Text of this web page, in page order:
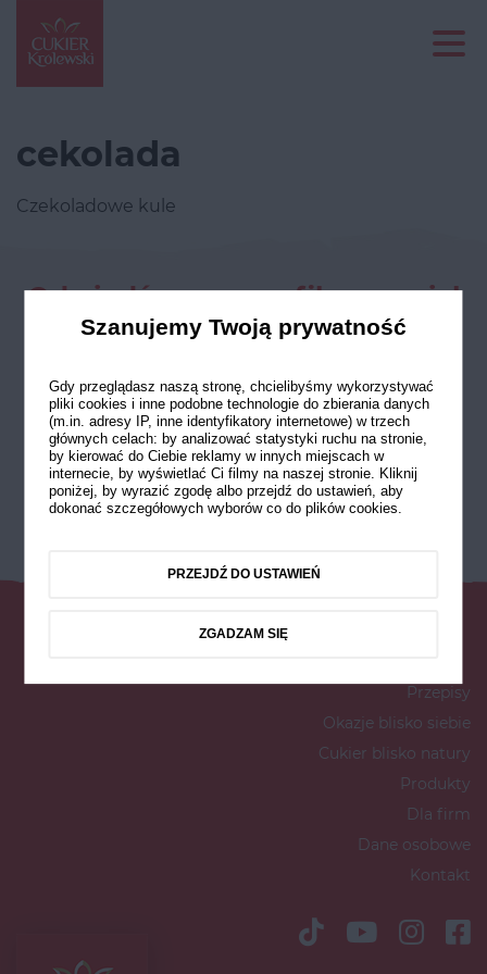
cekolada
Czekoladowe kule
Odwiedź nasze profile w social
mediach
Przepisy
Okazje blisko siebie
Cukier blisko natury
Produkty
Dla firm
Dane osobowe
Kontakt
Szanujemy Twoją prywatność
Gdy przeglądasz naszą stronę, chcielibyśmy wykorzystywać
pliki cookies i inne podobne technologie do zbierania danych
(m.in. adresy IP, inne identyfikatory internetowe) w trzech
głównych celach: by analizować statystyki ruchu na stronie,
by kierować do Ciebie reklamy w innych miejscach w
internecie, by wyświetlać Ci filmy na naszej stronie. Kliknij
poniżej, by wyrazić zgodę albo przejdź do ustawień, aby
dokonać szczegółowych wyborów co do plików cookies.
PRZEJDŹ DO USTAWIEŃ
ZGADZAM SIĘ